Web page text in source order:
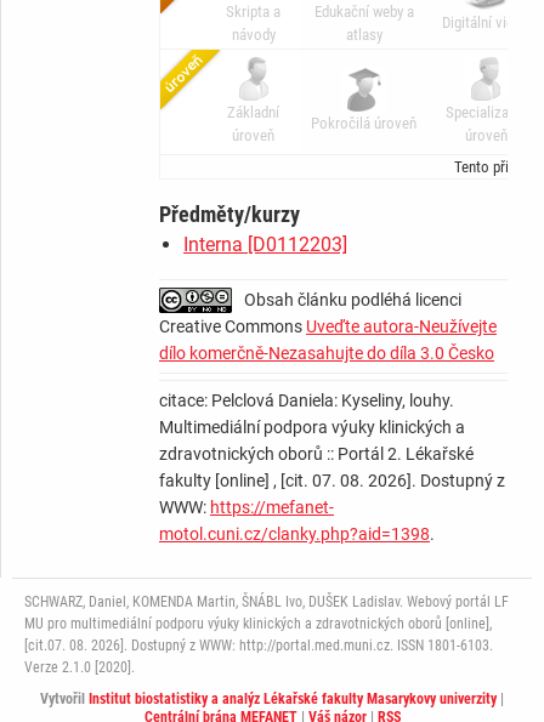
Skripta a
návody
Edukační weby a
atlasy
Digitální video
Základní
úroveň
Pokročilá úroveň
Specializační
úroveň
Tento
Předměty/kurzy
Interna [D0112203]
Obsah článku podléhá licenci
Creative Commons Uveďte autora-Neužívejte
dílo komerčně-Nezasahujte do díla 3.0 Česko
citace: Pelclová Daniela: Kyseliny, louhy.
Multimediální podpora výuky klinických a
zdravotnických oborů :: Portál 2. Lékařské
fakulty [online] , [cit. 07. 08. 2026]. Dostupný z
WWW: https://mefanet-
motol.cuni.cz/clanky.php?aid=1398.
SCHWARZ, Daniel, KOMENDA Martin, ŠNÁBL Ivo, DUŠEK Ladislav. Webový portál LF
MU pro multimediální podporu výuky klinických a zdravotnických oborů [online],
[cit.07. 08. 2026]. Dostupný z WWW: http://portal.med.muni.cz. ISSN 1801-6103.
Verze 2.1.0 [2020].
Vytvořil
Institut biostatistiky a analýz Lékařské fakulty Masarykovy univerzity|
Centrální brána MEFANET| Váš názor| RSS